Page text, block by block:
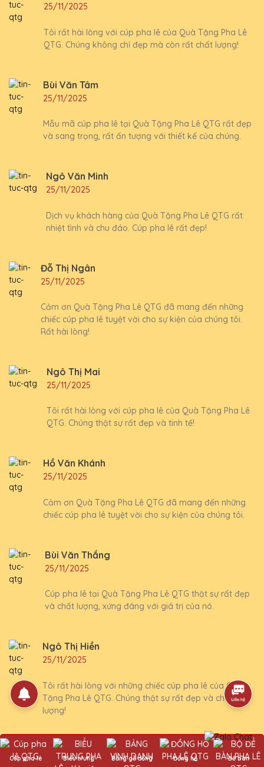
25/11/2025
Tôi rất hài lòng với cúp pha lê của Quà Tặng Pha Lê
QTG. Chúng không chỉ đẹp mà còn rất chất lượng!
Bùi Văn Tâm
25/11/2025
Mẫu mã cúp pha lê tại Quà Tặng Pha Lê QTG rất đẹp
và sang trọng, rất ấn tượng với thiết kế của chúng.
Ngô Văn Minh
25/11/2025
Dịch vụ khách hàng của Quà Tặng Pha Lê QTG rất
nhiệt tình và chu đáo. Cúp pha lê rất đẹp!
Đỗ Thị Ngân
25/11/2025
Cảm ơn Quà Tặng Pha Lê QTG đã mang đến những
chiếc cúp pha lê tuyệt vời cho sự kiện của chúng tôi.
Rất hài lòng!
Ngô Thị Mai
25/11/2025
Tôi rất hài lòng với cúp pha lê của Quà Tặng Pha Lê
QTG. Chúng thật sự rất đẹp và tinh tế!
Hồ Văn Khánh
25/11/2025
Cảm ơn Quà Tặng Pha Lê QTG đã mang đến những
chiếc cúp pha lê tuyệt vời cho sự kiện của chúng tôi.
Bùi Văn Thắng
25/11/2025
Cúp pha lê tại Quà Tặng Pha Lê QTG thật sự rất đẹp
và chất lượng, xứng đáng với giá trị của nó.
Ngô Thị Hiền
25/11/2025
Tôi rất hài lòng với những chiếc cúp pha lê của Quà
Tặng Pha Lê QTG. Chúng thật sự rất đẹp và chất
lượng!
Trần Văn Thái
25/11/2025
Cúp pha lê Biểu trưng Bảng gỗ đồng Đồng hồ Để bàn